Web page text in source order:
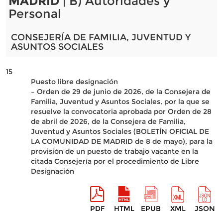
Personal
CONSEJERÍA DE FAMILIA, JUVENTUD Y
ASUNTOS SOCIALES
15
Puesto libre designación
– Orden de 29 de junio de 2026, de la Consejera de
Familia, Juventud y Asuntos Sociales, por la que se
resuelve la convocatoria aprobada por Orden de 28
de abril de 2026, de la Consejera de Familia,
Juventud y Asuntos Sociales (BOLETÍN OFICIAL DE
LA COMUNIDAD DE MADRID de 8 de mayo), para la
provisión de un puesto de trabajo vacante en la
citada Consejería por el procedimiento de Libre
Designación
PDF HTML EPUB XML JSON